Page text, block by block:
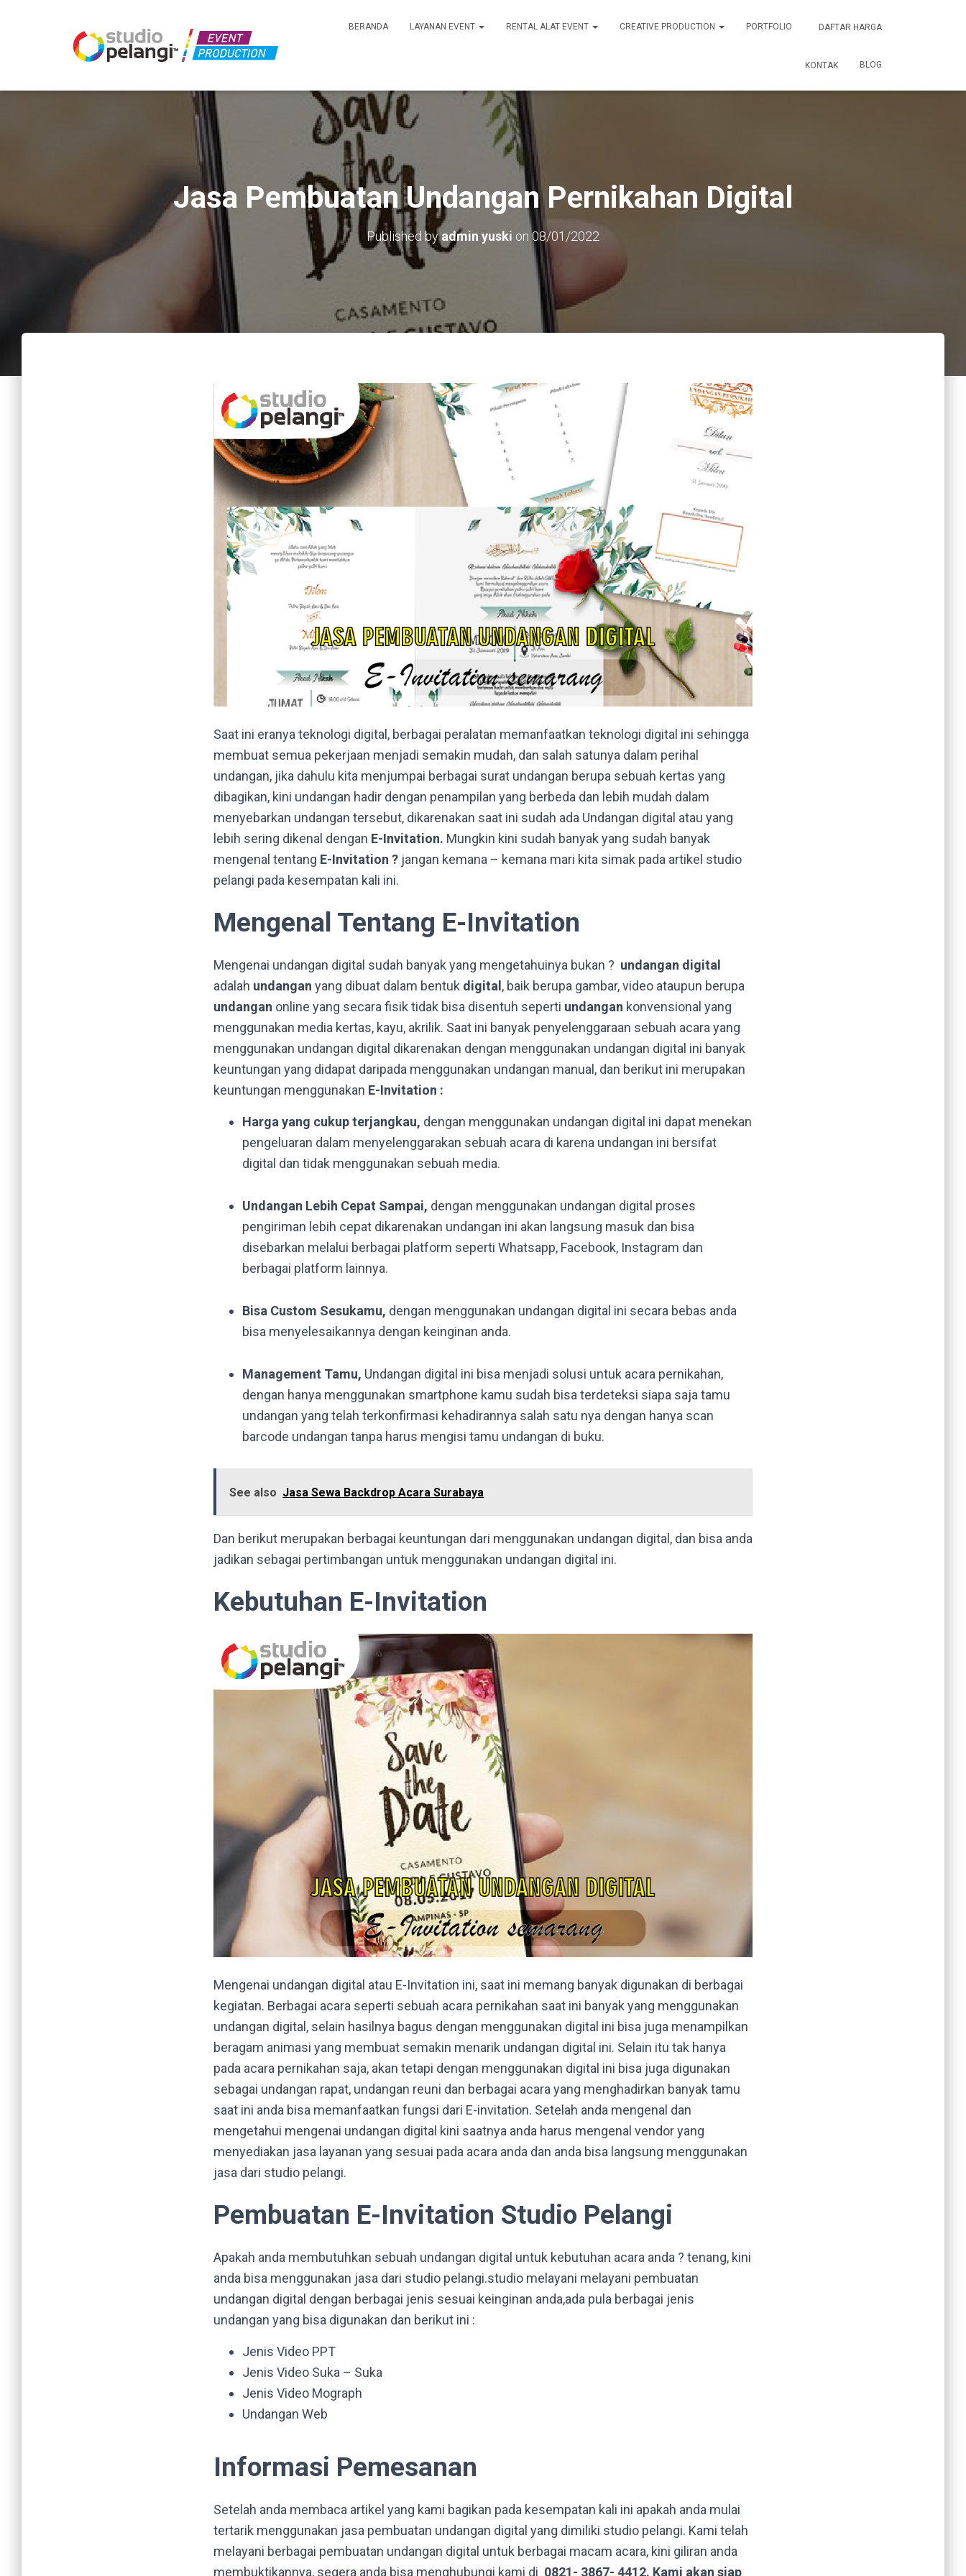
BERANDA LAYANAN EVENT RENTAL ALAT EVENT CREATIVE PRODUCTION PORTFOLIO DAFTAR HARGA
KONTAK BLOG
Jasa Pembuatan Undangan Pernikahan Digital
Published byadmin yuski on08/01/2022
Saat ini eranya teknologi digital, berbagai peralatan memanfaatkan teknologi digital ini sehingga
membuat semua pekerjaan menjadi semakin mudah, dan salah satunya dalam perihal
undangan, jika dahulu kita menjumpai berbagai surat undangan berupa sebuah kertas yang
dibagikan, kini undangan hadir dengan penampilan yang berbeda dan lebih mudah dalam
menyebarkan undangan tersebut, dikarenakan saat ini sudah ada Undangan digital atau yang
lebih sering dikenal dengan E-Invitation. Mungkin kini sudah banyak yang sudah banyak
mengenal tentang E-Invitation ? jangan kemana – kemana mari kita simak pada artikel studio
pelangi pada kesempatan kali ini.
Mengenal Tentang E-Invitation
Mengenai undangan digital sudah banyak yang mengetahuinya bukan ? undangan digital
adalah undangan yang dibuat dalam bentuk digital, baik berupa gambar, video ataupun berupa
undangan online yang secara fisik tidak bisa disentuh seperti undangan konvensional yang
menggunakan media kertas, kayu, akrilik. Saat ini banyak penyelenggaraan sebuah acara yang
menggunakan undangan digital dikarenakan dengan menggunakan undangan digital ini banyak
keuntungan yang didapat daripada menggunakan undangan manual, dan berikut ini merupakan
keuntungan menggunakan E-Invitation :
Harga yang cukup terjangkau, dengan menggunakan undangan digital ini dapat menekan
pengeluaran dalam menyelenggarakan sebuah acara di karena undangan ini bersifat
digital dan tidak menggunakan sebuah media.
Undangan Lebih Cepat Sampai, dengan menggunakan undangan digital proses
pengiriman lebih cepat dikarenakan undangan ini akan langsung masuk dan bisa
disebarkan melalui berbagai platform seperti Whatsapp, Facebook, Instagram dan
berbagai platform lainnya.
Bisa Custom Sesukamu, dengan menggunakan undangan digital ini secara bebas anda
bisa menyelesaikannya dengan keinginan anda.
Management Tamu, Undangan digital ini bisa menjadi solusi untuk acara pernikahan,
dengan hanya menggunakan smartphone kamu sudah bisa terdeteksi siapa saja tamu
undangan yang telah terkonfirmasi kehadirannya salah satu nya dengan hanya scan
barcode undangan tanpa harus mengisi tamu undangan di buku.
See also Jasa Sewa Backdrop Acara Surabaya
Dan berikut merupakan berbagai keuntungan dari menggunakan undangan digital, dan bisa anda
jadikan sebagai pertimbangan untuk menggunakan undangan digital ini.
Kebutuhan E-Invitation
Mengenai undangan digital atau E-Invitation ini, saat ini memang banyak digunakan di berbagai
kegiatan. Berbagai acara seperti sebuah acara pernikahan saat ini banyak yang menggunakan
undangan digital, selain hasilnya bagus dengan menggunakan digital ini bisa juga menampilkan
beragam animasi yang membuat semakin menarik undangan digital ini. Selain itu tak hanya
pada acara pernikahan saja, akan tetapi dengan menggunakan digital ini bisa juga digunakan
sebagai undangan rapat, undangan reuni dan berbagai acara yang menghadirkan banyak tamu
saat ini anda bisa memanfaatkan fungsi dari E-invitation. Setelah anda mengenal dan
mengetahui mengenai undangan digital kini saatnya anda harus mengenal vendor yang
menyediakan jasa layanan yang sesuai pada acara anda dan anda bisa langsung menggunakan
jasa dari studio pelangi.
Pembuatan E-Invitation Studio Pelangi
Apakah anda membutuhkan sebuah undangan digital untuk kebutuhan acara anda ? tenang, kini
anda bisa menggunakan jasa dari studio pelangi.studio melayani melayani pembuatan
undangan digital dengan berbagai jenis sesuai keinginan anda,ada pula berbagai jenis
undangan yang bisa digunakan dan berikut ini :
Jenis Video PPT
Jenis Video Suka – Suka
Jenis Video Mograph
Undangan Web
Informasi Pemesanan
Setelah anda membaca artikel yang kami bagikan pada kesempatan kali ini apakah anda mulai
tertarik menggunakan jasa pembuatan undangan digital yang dimiliki studio pelangi. Kami telah
melayani berbagai pembuatan undangan digital untuk berbagai macam acara, kini giliran anda
membuktikannya, segera anda bisa menghubungi kami di 0821- 3867- 4412. Kami akan siap